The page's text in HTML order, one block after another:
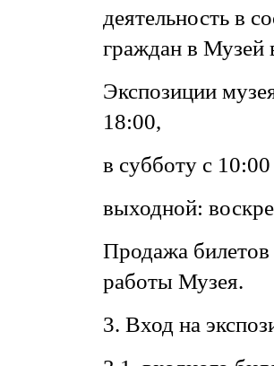
деятельность в
граждан в Музей
Экспозиции
18:00,
в субботу с
выходной:
Продажа билетов
работы Музея.
3. Вход на